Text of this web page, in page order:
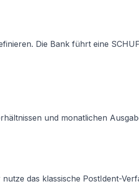
Die Bank führt eine
und monatlichen
das klassische PostIdent-